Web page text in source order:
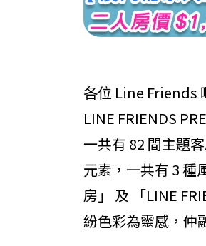
各位 Line Friends
LINE FRIENDS
一共有 82 間主題
元素，一共有 3 種
房」 及 「LINE
紛色彩為靈感，仲